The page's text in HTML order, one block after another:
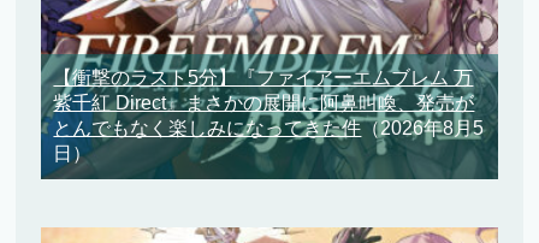
【衝撃のラスト5分】『ファイアーエムブレム 万
紫千紅 Direct』まさかの展開に阿鼻叫喚、発売が
とんでもなく楽しみになってきた件（2026年8月5
日）